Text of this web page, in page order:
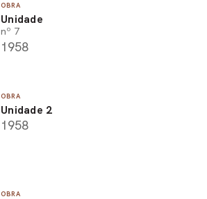
OBRA
Unidade
nº 7
1958
OBRA
Unidade 2
1958
OBRA